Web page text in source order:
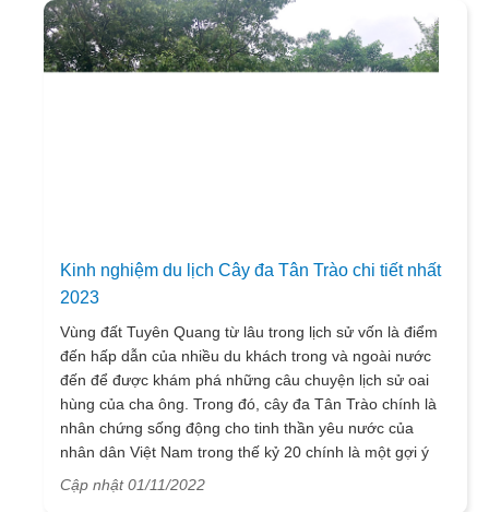
nên nổi bật và thu hút đông đảo người dân địa phương
cũng như du khách trong và ngoài nước. Cảnh đẹp ở
đây cực kỳ ấn tượng với những danh lam thắng cảnh
quan, vui chơi phù hợp trong mỗi dịp lễ bạn nhé!
Kinh nghiệm du lịch Cây đa Tân Trào chi tiết nhất
2023
Vùng đất Tuyên Quang từ lâu trong lịch sử vốn là điểm
đến hấp dẫn của nhiều du khách trong và ngoài nước
đến để được khám phá những câu chuyện lịch sử oai
hùng của cha ông. Trong đó, cây đa Tân Trào chính là
nhân chứng sống động cho tinh thần yêu nước của
nhân dân Việt Nam trong thế kỷ 20 chính là một gợi ý
thú vị cho du khách nếu muốn đặt chân đến mảnh đất
Cập nhật 01/11/2022